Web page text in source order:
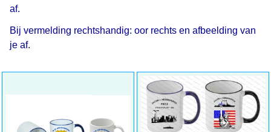
af.
Bij vermelding rechtshandig: oor rechts en afbeelding van
je af.